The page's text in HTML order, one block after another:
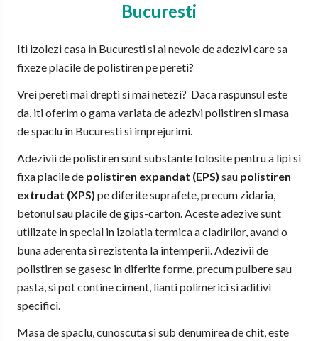
Bucuresti
Iti izolezi casa in Bucuresti si ai nevoie de adezivi care sa
fixeze placile de polistiren pe pereti?
Vrei pereti mai drepti si mai netezi? Daca raspunsul este
da, iti oferim o gama variata de adezivi polistiren si masa
de spaclu in Bucuresti si imprejurimi.
Adezivii de polistiren sunt substante folosite pentru a lipi si
fixa placile de polistiren expandat (EPS) sau polistiren
extrudat (XPS) pe diferite suprafete, precum zidaria,
betonul sau placile de gips-carton. Aceste adezive sunt
utilizate in special in izolatia termica a cladirilor, avand o
buna aderenta si rezistenta la intemperii. Adezivii de
polistiren se gasesc in diferite forme, precum pulbere sau
pasta, si pot contine ciment, lianti polimerici si aditivi
specifici.
Masa de spaclu, cunoscuta si sub denumirea de chit, este